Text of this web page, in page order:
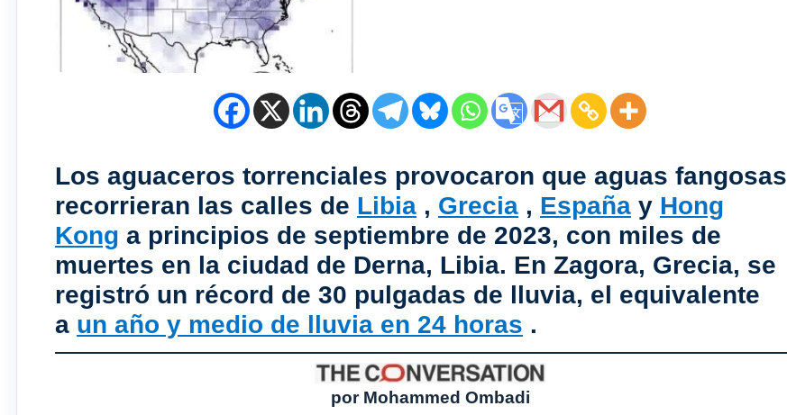
Los aguaceros torrenciales provocaron que aguas fangosas
recorrieran las calles de Libia , Grecia , España y Hong
Kong a principios de septiembre de 2023, con miles de
muertes en la ciudad de Derna, Libia. En Zagora, Grecia, se
registró un récord de 30 pulgadas de lluvia, el equivalente
a un año y medio de lluvia en 24 horas .
por Mohammed Ombadi